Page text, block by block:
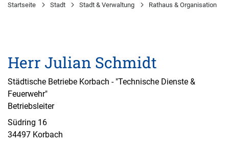
Startseite Stadt Stadt & Verwaltung Rathaus & Organisation
Herr Julian Schmidt
Städtische Betriebe Korbach - "Technische Dienste &
Feuerwehr"
Betriebsleiter
Südring 16
34497 Korbach